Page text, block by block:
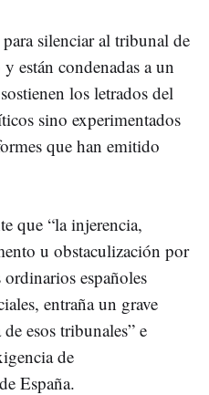
para silenciar al tribunal de
están condenadas a un
los letrados del
sino experimentados
que han emitido
que “la injerencia,
u obstaculización por
españoles
entraña un grave
esos tribunales” e
de
España.